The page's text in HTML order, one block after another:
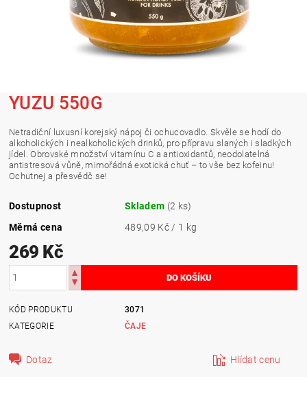
YUZU 550G
Netradiční luxusní korejský nápoj či ochucovadlo. Skvěle se hodí do
alkoholických i nealkoholických drinků, pro přípravu slaných i sladkých
jídel.Obrovské množství vitamínu C a antioxidantů, neodolatelná
antistresová vůně, mimořádná exotická chuť – to vše bez kofeinu!
Ochutnej a přesvědč se!
Dostupnost Skladem (2 ks)
Měrná cena
489,09 Kč / 1 kg
269 Kč
KÓD PRODUKTU
3071
KATEGORIE
ČAJE
Dotaz Hlídat cenu